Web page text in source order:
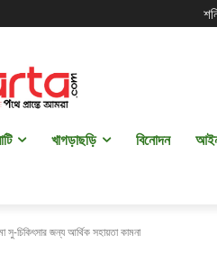
খাগড়াছড়ি বিনোদন
সু-চিকিৎসার জন্য আর্থিক সহায়তা কামনা